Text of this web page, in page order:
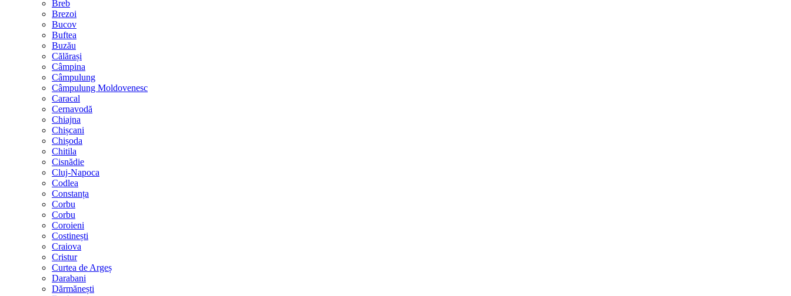
Breb
Brezoi
Bucov
Buftea
Buzău
Călărași
Câmpina
Câmpulung
Câmpulung Moldovenesc
Caracal
Cernavodă
Chiajna
Chișcani
Chișoda
Chitila
Cisnădie
Cluj-Napoca
Codlea
Constanța
Corbu
Corbu
Coroieni
Costinești
Craiova
Cristur
Curtea de Argeș
Darabani
Dărmănești